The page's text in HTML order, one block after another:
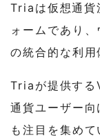
Triaは仮想通貨
ォームであり
の統合的な利用
Triaが提供す
通貨ユーザー
も注目を集め